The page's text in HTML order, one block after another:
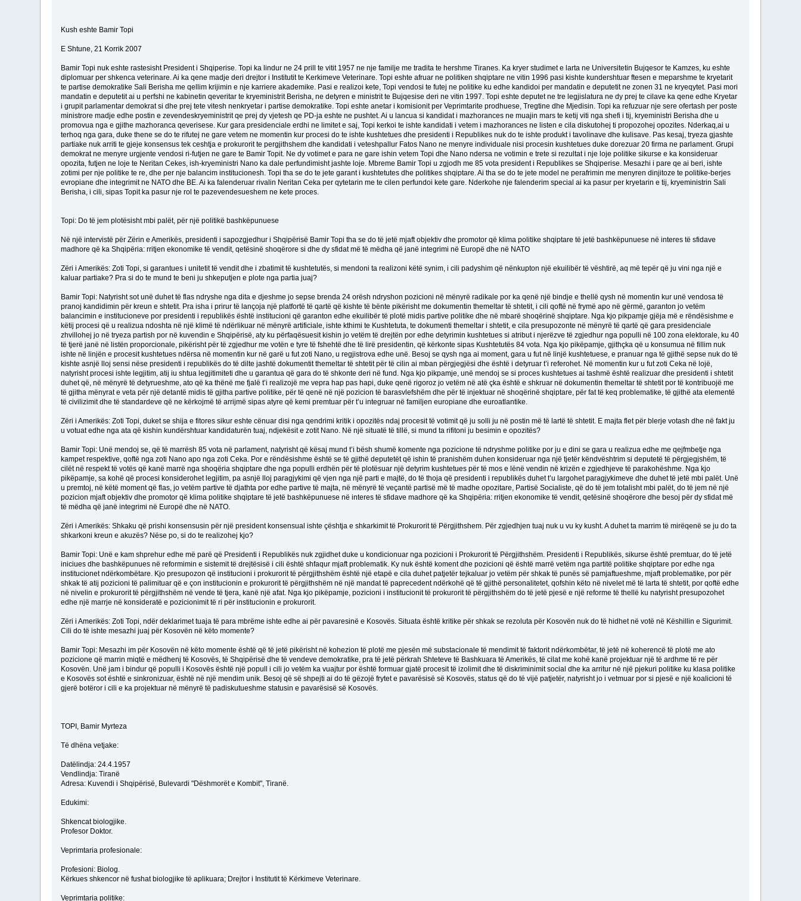
Kush eshte Bamir Topi
E Shtune, 21 Korrik 2007
Bamir Topi nuk eshte rastesisht President i Shqiperise. Topi ka lindur ne 24 prill te vitit 1957 ne nje familje me tradita te hershme Tiranes. Ka kryer studimet e larta ne Universitetin Bujqesor te Kamzes, ku eshte
diplomuar per shkenca veterinare. Ai ka qene madje deri drejtor i Institutit te Kerkimeve Veterinare. Topi eshte afruar ne politiken shqiptare ne vitin 1996 pasi kishte kundershtuar ftesen e meparshme te kryetarit
te partise demokratike Sali Berisha me qellim krijimin e nje karriere akademike. Pasi e realizoi kete, Topi vendosi te futej ne politike ku edhe kandidoi per mandatin e deputetit ne zonen 31 ne kryeqytet. Pasi mori
mandatin e deputetit ai u perfshi ne kabinetin qeveritar te kryeministrit Berisha, ne detyren e ministrit te Bujqesise deri ne vitin 1997. Topi eshte deputet ne tre legjislatura ne dy prej te cilave ka qene edhe Kryetar
i grupit parlamentar demokrat si dhe prej tete vitesh nenkryetar i partise demokratike. Topi eshte anetar i komisionit per Veprimtarite prodhuese, Tregtine dhe Mjedisin. Topi ka refuzuar nje sere ofertash per poste
ministrore madje edhe postin e zevendeskryeministrit qe prej dy vjetesh qe PD-ja eshte ne pushtet. Ai u lancua si kandidat i mazhorances ne muajin mars te ketij viti nga shefi i tij, kryeministri Berisha dhe u
promovua nga e gjithe mazhoranca qeverisese. Kur gara presidenciale erdhi ne limitet e saj, Topi kerkoi te ishte kandidati i vetem i mazhorances ne listen e cila diskutohej ti propozohej opozites. Nderkaq,ai u
terhoq nga gara, duke thene se do te rifutej ne gare vetem ne momentin kur procesi do te ishte kushtetues dhe presidenti i Republikes nuk do te ishte produkt i tavolinave dhe kulisave. Pas kesaj, tryeza gjashte
partiake nuk arriti te gjeje konsensus tek ceshtja e prokurorit te pergjithshem dhe kandidati i veteshpallur Fatos Nano ne menyre individuale nisi procesin kushtetues duke dorezuar 20 firma ne parlament. Grupi
demokrat ne menyre urgjente vendosi ri-futjen ne gare te Bamir Topit. Ne dy votimet e para ne gare ishin vetem Topi dhe Nano ndersa ne votimin e trete si rezultat i nje loje politike sikurse e ka konsideruar
opozita, futjen ne loje te Neritan Cekes, ish-kryeministri Nano ka dale perfundimisht jashte loje. Mbreme Bamir Topi u zgjodh me 85 vota president i Republikes se Shqiperise. Mesazhi i pare qe ai beri, ishte
zotimi per nje politike te re, dhe per nje balancim institucionesh. Topi tha se do te jete garant i kushtetutes dhe politikes shqiptare. Ai tha se do te jete model ne perafrimin me menyren dinjitoze te politike-berjes
evropiane dhe integrimit ne NATO dhe BE. Ai ka falenderuar rivalin Neritan Ceka per qytetarin me te cilen perfundoi kete gare. Nderkohe nje falenderim special ai ka pasur per kryetarin e tij, kryeministrin Sali
Berisha, i cili, sipas Topit ka pasur nje rol te pazevendesueshem ne kete proces.
Topi: Do të jem plotësisht mbi palët, për një politikë bashkëpunuese
Në një intervistë për Zërin e Amerikës, presidenti i sapozgjedhur i Shqipërisë Bamir Topi tha se do të jetë mjaft objektiv dhe promotor që klima politike shqiptare të jetë bashkëpunuese në interes të sfidave
madhore që ka Shqipëria: rritjen ekonomike të vendit, qetësinë shoqërore si dhe dy sfidat më të mëdha që janë integrimi në Europë dhe në NATO
Zëri i Amerikës: Zoti Topi, si garantues i unitetit të vendit dhe i zbatimit të kushtetutës, si mendoni ta realizoni këtë synim, i cili padyshim që nënkupton një ekuilibër të vështirë, aq më tepër që ju vini nga një e
kaluar partiake? Pra si do te mund te beni ju shkeputjen e plote nga partia juaj?
Bamir Topi: Natyrisht sot unë duhet të flas ndryshe nga dita e djeshme jo sepse brenda 24 orësh ndryshon pozicioni në mënyrë radikale por ka qenë një bindje e thellë qysh në momentin kur unë vendosa të
pranoj kandidimin për kreun e shtetit. Pra isha i prirur të lançoja një platfortë të qartë që kishte të bënte pikërisht me dokumentin themeltar të shtetit, i cili qoftë në frymë apo në gërmë, garanton jo vetëm
balancimin e institucioneve por presidenti i republikës është institucioni që garanton edhe ekuilibër të plotë midis partive politike dhe në mbarë shoqërinë shqiptare. Nga kjo pikpamje gjëja më e rëndësishme e
këtij procesi që u realizua ndoshta në një klimë të ndërlikuar në mënyrë artificiale, ishte kthimi te Kushtetuta, te dokumenti themeltar i shtetit, e cila presupozonte në mënyrë të qartë që gara presidenciale
zhvillohej jo në tryeza partish por në kuvendin e Shqipërisë, aty ku përfaqësuesit kishin jo vetëm të drejtën por edhe detyrimin kushtetues si atribut i njerëzve të zgjedhur nga populli në 100 zona elektorale, ku 40
të tjerë janë në listën proporcionale, pikërisht për të zgjedhur me votën e tyre të fshehtë dhe të lirë presidentin, që kërkonte sipas Kushtetutës 84 vota. Nga kjo pikëpamje, gjithçka që u konsumua në fillim nuk
ishte në linjën e procesit kushtetues ndërsa në momentin kur në garë u fut zoti Nano, u regjistrova edhe unë. Besoj se qysh nga ai moment, gara u fut në linjë kushtetuese, e pranuar nga të gjithë sepse nuk do të
kishte asnjë lloj sensi nëse presidenti i republikës do të dilte jashtë dokumentit themeltar të shtetit për të cilin ai mban përgjegjësi dhe është i detyruar t’i referohet. Në momentin kur u fut zoti Ceka në lojë,
natyrisht procesi ishte legjitim, atij iu shtua legjitimiteti dhe u garantua që gara do të shkonte deri në fund. Nga kjo pikpamje, unë mendoj se si proces kushtetues ai tashmë është realizuar dhe presidenti i shtetit
duhet që, në mënyrë të detyrueshme, ato që ka thënë me fjalë t’i realizojë me vepra hap pas hapi, duke qenë rigoroz jo vetëm në atë çka është e shkruar në dokumentin themeltar të shtetit por të kontribuojë me
të gjitha mënyrat e veta për një detantë midis të gjitha partive politike, për të qenë në një pozicion të barasvlefshëm dhe për të injektuar në shoqërinë shqiptare, për fat të keq problematike, të gjithë ata elementë
të civilizimit dhe të standardeve që ne kërkojmë të arrijmë sipas atyre që kemi premtuar për t’u integruar në familjen europiane dhe euroatlantike.
Zëri i Amerikës: Zoti Topi, duket se shija e fitores sikur eshte cënuar disi nga qendrimi kritik i opozitës ndaj procesit të votimit që ju solli ju në postin më të lartë të shtetit. E majta flet për blerje votash dhe në fakt ju
u votuat edhe nga ata që kishin kundërshtuar kandidaturën tuaj, ndjekësit e zotit Nano. Në një situatë të tillë, si mund ta rifitoni ju besimin e opozitës?
Bamir Topi: Unë mendoj se, që të marrësh 85 vota në parlament, natyrisht që kësaj mund t’i bësh shumë komente nga pozicione të ndryshme politike por ju e dini se gara u realizua edhe me qejfmbetje nga
kampet respektive, qoftë nga zoti Nano apo nga zoti Ceka. Por e rëndësishme është se të gjithë deputetët që ishin të pranishëm duhen konsideruar nga një tjetër këndvështrim si deputetë të përgjegjshëm, të
cilët në respekt të votës që kanë marrë nga shoqëria shqiptare dhe nga populli erdhën për të plotësuar një detyrim kushtetues për të mos e lënë vendin në krizën e zgjedhjeve të parakohëshme. Nga kjo
pikëpamje, sa kohë që procesi konsiderohet legjitim, pa asnjë lloj paragjykimi që vjen nga një parti e majtë, do të thoja që presidenti i republikës duhet t’u largohet paragjykimeve dhe duhet të jetë mbi palët. Unë
u premtoj, në këtë moment që flas, jo vetëm partive të djathta por edhe partive të majta, në mënyrë të veçantë partisë më të madhe opozitare, Partisë Socialiste, që do të jem totalisht mbi palët, do të jem në një
pozicion mjaft objektiv dhe promotor që klima politike shqiptare të jetë bashkëpunuese në interes të sfidave madhore që ka Shqipëria: rritjen ekonomike të vendit, qetësinë shoqërore dhe besoj për dy sfidat më
të mëdha që janë integrimi në Europë dhe në NATO.
Zëri i Amerikës: Shkaku që prishi konsensusin për një president konsensual ishte çështja e shkarkimit të Prokurorit të Përgjithshem. Për zgjedhjen tuaj nuk u vu ky kusht. A duhet ta marrim të mirëqenë se ju do ta
shkarkoni kreun e akuzës? Nëse po, si do te realizohej kjo?
Bamir Topi: Unë e kam shprehur edhe më parë që Presidenti i Republikës nuk zgjidhet duke u kondicionuar nga pozicioni i Prokurorit të Përgjithshëm. Presidenti i Republikës, sikurse është premtuar, do të jetë
iniciues dhe bashkëpunues në reformimin e sistemit të drejtësisë i cili është shfaqur mjaft problematik. Ky nuk është koment dhe pozicioni që është marrë vetëm nga partitë politike shqiptare por edhe nga
institucionet ndërkombëtare. Kjo presupozon që institucioni i prokurorit të përgjithshëm është një etapë e cila duhet patjetër tejkaluar jo vetëm për shkak të punës së pamjaftueshme, mjaft problematike, por për
shkak të atij pozicioni të palimituar që e çon institucionin e prokurorit të përgjithshëm në një mandat të paprecedent ndërkohë që të gjithë personalitetet, qofshin këto në nivelet më të larta të shtetit, por qoftë edhe
në nivelin e prokurorit të përgjithshëm në vende të tjera, kanë një afat. Nga kjo pikëpamje, pozicioni i institucionit të prokurorit të përgjithshëm do të jetë pjesë e një reforme të thellë ku natyrisht presupozohet
edhe një marrje në konsideratë e pozicionimit të ri për institucionin e prokurorit.
Zëri i Amerikës: Zoti Topi, ndër deklarimet tuaja të para mbrëme ishte edhe ai për pavaresinë e Kosovës. Situata është kritike për shkak se rezoluta për Kosovën nuk do të hidhet në votë në Këshillin e Sigurimit.
Cili do të ishte mesazhi juaj për Kosovën në këto momente?
Bamir Topi: Mesazhi im për Kosovën në këto momente është që të jetë pikërisht në kohezion të plotë me pjesën më substacionale të mendimit të faktorit ndërkombëtar, të jetë në koherencë të plotë me ato
pozicione që marrin miqtë e mëdhenj të Kosovës, të Shqipërisë dhe të vendeve demokratike, pra të jetë përkrah Shteteve të Bashkuara të Amerikës, të cilat me kohë kanë projektuar një të ardhme të re për
Kosovën. Unë jam i bindur që populli i Kosovës është një popull i cili jo vetëm ka vuajtur por është formuar gjatë procesit të izolimit dhe të diskriminimit social dhe ka arritur në një pjekuri politike ku klasa politike
e Kosovës sot është e sinkronizuar, është në një mendim unik. Besoj që së shpejti ai do të gëzojë frytet e pavarësisë së Kosovës, status që do të vijë patjetër, natyrisht jo i vetmuar por si pjesë e një koalicioni të
gjerë botëror i cili e ka projektuar në mënyrë të padiskutueshme statusin e pavarësisë së Kosovës.
TOPI, Bamir Myrteza
Të dhëna vetjake:
Datëlindja: 24.4.1957
Vendlindja: Tiranë
Adresa: Kuvendi i Shqipërisë, Bulevardi "Dëshmorët e Kombit", Tiranë.
Edukimi:
Shkencat biologjike.
Profesor Doktor.
Veprimtaria profesionale:
Profesioni: Biolog.
Kërkues shkencor në fushat biologjike të aplikuara; Drejtor i Institutit të Kërkimeve Veterinare.
Veprimtaria politike: